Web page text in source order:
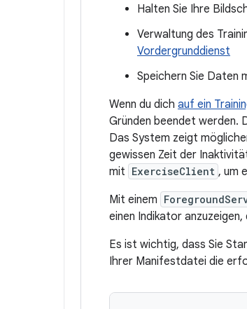
Halten Sie Ihre
Verwaltung des
Vordergrunddienst
Speichern Sie Daten
Wenn du dich auf ein
Gründen beendet werden.
Das System zeigt
gewissen Zeit der
mit ExerciseClient , um
Mit einem
einen Indikator
Es ist wichtig, dass Sie
Ihrer Manifestdatei die